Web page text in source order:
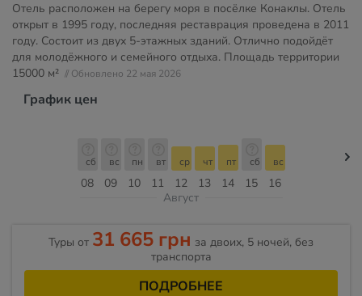
Отель расположен на берегу моря в посёлке Конаклы. Отель
открыт в 1995 году, последняя реставрация проведена в 2011
году. Состоит из двух 5-этажных зданий. Отлично подойдёт
для молодёжного и семейного отдыха. Площадь территории
15000 м² // Обновлено 22 мая 2026
График цен
08
сб
09
вс
10
пн
11
вт
12
ср
13
чт
14
пт
15
сб
16
вс
Август
Туры от 31 665 грн за двоих, 5 ночей, без
транспорта
ПОДРОБНЕЕ